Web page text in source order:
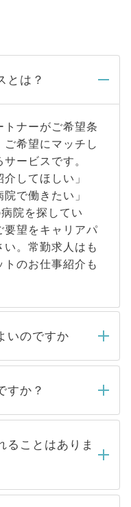
とは？
ナーがご希望条
希望にマッチし
ービスです。
してほしい」
で働きたい」
院を探してい
要望をキャリアパ
。常勤求人はも
のお仕事紹介も
いのですか
、弊社担当者がご
メールもしくは
にはご連絡をせて
くお待ちくださ
すか？
扱っている求人の
からご覧いただ
。非公開求人は
には公開してい
ることはありま
とは一切ありませ